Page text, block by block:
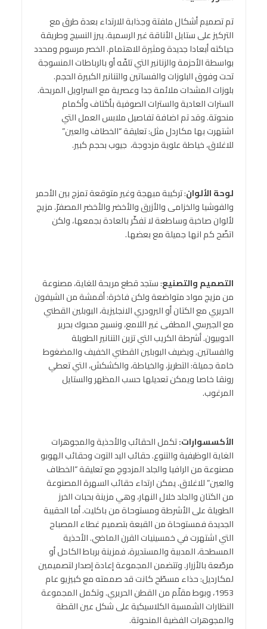
تم تصميم أشكال ملفتة وجذابة للارتداء بعدة طرق مع
التركيز على ستايل الأناقة غير الرسمية. يبرز النسيج وطريقة
حياكته أبعادا جديدة ومثيرة للاهتمام. الخصر مرسوم ومحدد
بواسطة الأحزمة والزنانير التي تلفّه أو بالرباطات المنسوجة
تحت وفوق البلوزات والفساتين والتنانير الكبيرة الحجم.
بلوزات المشدات ملائمة جدا وعصرية مع السراويل المريحة.
السترات العادية والسترات الصوفية بأكتاف وأكمام
منحوتة. وقد تم اضافة تفاصيل ملابس العمل التي
اشتهرت بها مكاردل مثل: تعليقة “الخطاف والعين”
للاغلاق، خياطة علوية مزدوجة، جيوب بحجم كبير.
لوحة الألوان: تركيبة مبهجة وغير متوقعة تمزج بين الأحمر
والفوشيا والخزامى والأزرق والأخضر والأخضر المصفرّ. مزيج
لألوان صاخبة وساطعة لا تفكّر بالعادة بجمعها، ولكن
اتضّح كم انها جميلة مع بعضها.
التصميم والتصنيع: ستجد قطع مريحة للغاية، مصنوعة
من مزيج مواد متواضعة ولكن فاخرة: أقمشة من الشيفون
الحريري مع الكتان أو البرودري الانجليزية، البوبلين القطني
مع الجيرسي المطفى غير اللامع، ونسيج محبوك بحرير
الدوبيون. أشرطة الكريب التي تزين التنانير الطويلة
والفساتين. ويضيف البوبلين القطني الخفيف والمضغوط
خامة جميلة: التطريز، والخياطة، والكشكش، التي تعطي
رونقا خاصا ويمكن تعديلها حسب المظهر والستايل
المرغوب.
الأكسسوارات:تكمل الحقائب والأحذية والمجوهرات
الغاية الوظيفية والتنوع. حقائب اليد التوت وحقائب الهوبو
مصنوعة من الرافيا والجلد المزدوج مع تعليقة “الخطاف
والعين” للاغلاق. يمكن ارتداء حقائب السهرة المصنوعة
من الكتان والجلد خلال النهار، وهي مزينة بحبات الخرز
الطويلة على الأشرطة ومستوحاة من باكليت. أما الحقيبة
الجديدة فمستوحاة من القبعة بتصميم غطاء المصباح
التي اشتهرت في خمسينيات القرن الماضي. الأحذية
المسطحة، المدببة والمستديرة، فمزينة برباط الكاحل أو
مرصّعة بالأزرار. وتتضمن المجموعة إعادة إصدار لتصميمين
لمكارديل: حذاء مسطّح كانت قد صممته مع كبيزيو عام
1953، وبوط مقلّم من القطن الحريري. وتكمل المجموعة
النظارات الشمسية الكلاسيكية على شكل عين القطة
والمجوهرات الفضية المنحوتة.